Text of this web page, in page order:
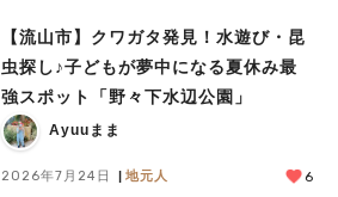
【流山市】クワガタ発見！水遊び・昆
虫探し♪子どもが夢中になる夏休み最
強スポット「野々下水辺公園」
Ayuuまま
2026年7月24日 地元人 6